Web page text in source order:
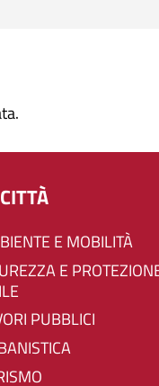
E MOBILITÀ
PUBBLICI